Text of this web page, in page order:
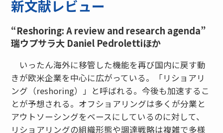
新文献レビュー
“Reshoring: A review and research agenda”
瑞ウプサラ大 Daniel Pedrolettiほか
いったん海外に移管した機能を再び国内に戻す動
きが欧米企業を中心に広がっている。「リショアリ
ング（reshoring）」と呼ばれる。今後も加速するこ
とが予想される。オフショアリングは多くが分業と
アウトソーシングをベースにしているのに対して、
リショアリングの組織形態や調達戦略は複雑で多様